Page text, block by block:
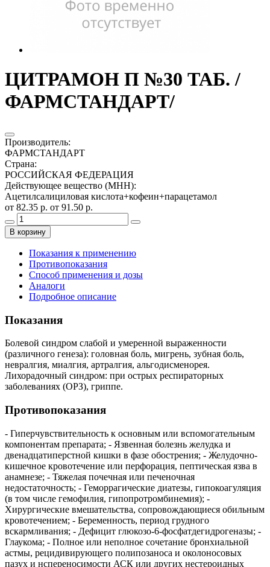
ЦИТРАМОН П №30 ТАБ. /
ФАРМСТАНДАРТ/
Производитель:
ФАРМСТАНДАРТ
Страна:
РОССИЙСКАЯ ФЕДЕРАЦИЯ
Действующее вещество (МНН):
Ацетилсалициловая кислота+кофеин+парацетамол
от 82.35 р. от 91.50 р.
В корзину
Показания к применению
Противопоказания
Способ применения и дозы
Аналоги
Подробное описание
Показания
Болевой синдром слабой и умеренной выраженности
(различного генеза): головная боль, мигрень, зубная боль,
невралгия, миалгия, артралгия, альгодисменорея.
Лихорадочный синдром: при острых респираторных
заболеваниях (ОРЗ), гриппе.
Противопоказания
- Гиперчувствительность к основным или вспомогательным
компонентам препарата; - Язвенная болезнь желудка и
двенадцатиперстной кишки в фазе обострения; - Желудочно-
кишечное кровотечение или перфорация, пептическая язва в
анамнезе; - Тяжелая почечная или печеночная
недостаточность; - Геморрагические диатезы, гипокоагуляция
(в том числе гемофилия, гипопротромбинемия); -
Хирургические вмешательства, сопровождающиеся обильным
кровотечением; - Беременность, период грудного
вскармливания; - Дефицит глюкозо-6-фосфатдегидрогеназы; -
Глаукома; - Полное или неполное сочетание бронхиальной
астмы, рецидивирующего полипозаноса и околоносовых
пазух и нспереносимости АСК или других нестероидных